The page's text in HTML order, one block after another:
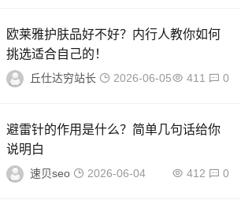
欧莱雅护肤品好不好？内行人教你如何
挑选适合自己的！
丘仕达穷站长 2026-06-05 411 0
避雷针的作用是什么？简单几句话给你
说明白
速贝seo 2026-06-04 412 0